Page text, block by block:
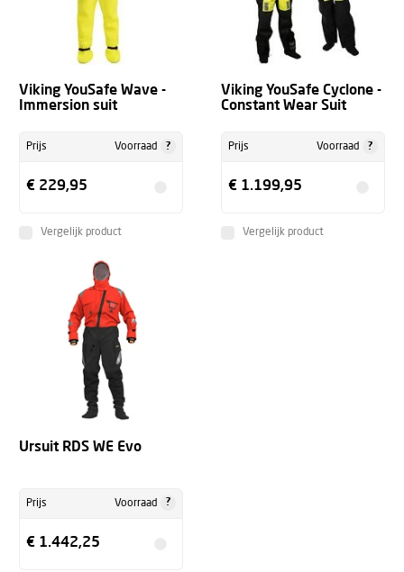
Viking YouSafe Wave -
Immersion suit
Prijs Voorraad ?
€ 229,95
Vergelijk product
Viking YouSafe Cyclone -
Constant Wear Suit
Prijs Voorraad ?
€ 1.199,95
Vergelijk product
Ursuit RDS WE Evo
Prijs Voorraad ?
€ 1.442,25